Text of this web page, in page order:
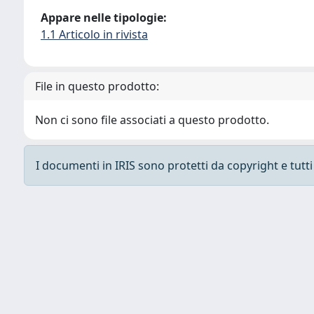
Appare nelle tipologie:
1.1 Articolo in rivista
File in questo prodotto:
Non ci sono file associati a questo prodotto.
I documenti in IRIS sono protetti da copyright e